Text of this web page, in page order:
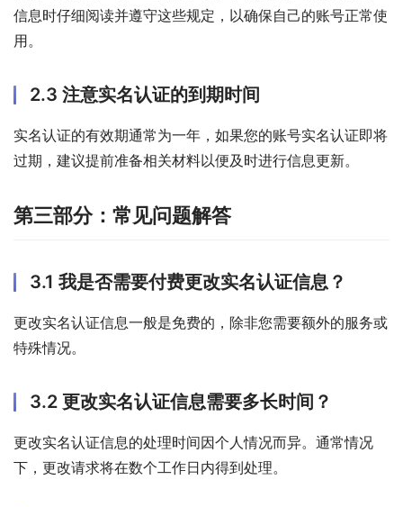
信息时仔细阅读并遵守这些规定，以确保自己的账号正常使
用。
2.3 注意实名认证的到期时间
实名认证的有效期通常为一年，如果您的账号实名认证即将
过期，建议提前准备相关材料以便及时进行信息更新。
第三部分：常见问题解答
3.1 我是否需要付费更改实名认证信息？
更改实名认证信息一般是免费的，除非您需要额外的服务或
特殊情况。
3.2 更改实名认证信息需要多长时间？
更改实名认证信息的处理时间因个人情况而异。通常情况
下，更改请求将在数个工作日内得到处理。